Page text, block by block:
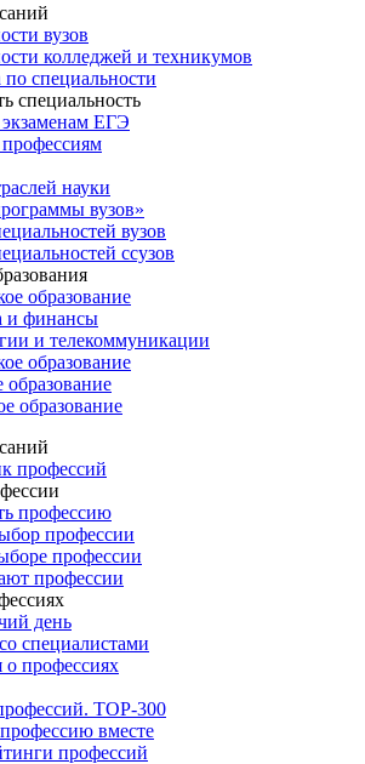
вузов
колледжей и техникумов
по специальности
специальность
ЕГЭ
науки
вузов»
вузов
ссузов
образование
и финансы
и телекоммуникации
образование
образование
образование
профессий
профессию
профессии
профессии
профессии
день
специалистами
профессиях
TOP-300
вместе
профессий